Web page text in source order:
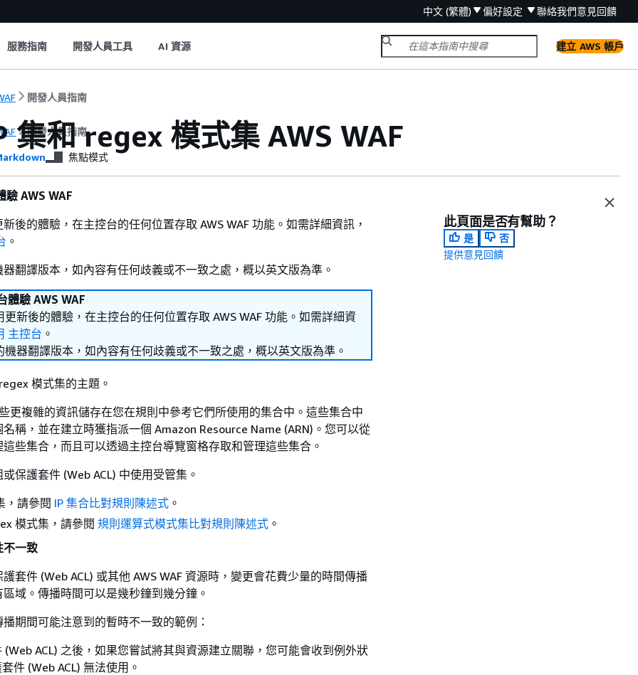
中文 (繁體) 偏好設定 聯絡我們意見回饋
服務指南 開發人員工具 AI 資源 建立 AWS 帳戶
開發人員指南
開發人員指南
集和 regex 模式集 AWS WAF
焦點模式
驗 AWS WAF
後的體驗，在主控台的任何位置存取 AWS WAF 功能。如需詳細資訊，
。
翻譯版本，如內容有任何歧義或不一致之處，概以英文版為準。
體驗 AWS WAF
新後的體驗，在主控台的任何位置存取 AWS WAF 功能。如需詳細資
主控台 。
機器翻譯版本，如內容有任何歧義或不一致之處，概以英文版為準。
模式集的主題。
更複雜的資訊儲存在您在規則中參考它們所使用的集合中。這些集合中
稱，並在建立時獲指派一個 Amazon Resource Name (ARN)。您可以從
些集合，而且可以透過主控台導覽窗格存取和管理這些集合。
保護套件 (Web ACL) 中使用受管集。
，請參閱 IP 集合比對規則陳述式 。
模式集，請參閱 規則運算式模式集比對規則陳述式 。
不一致
套件 (Web ACL) 或其他 AWS WAF 資源時，變更會花費少量的時間傳播
域。傳播時間可以是幾秒鐘到幾分鐘。
期間可能注意到的暫時不一致的範例：
(Web ACL) 之後，如果您嘗試將其與資源建立關聯，您可能會收到例外狀
件 (Web ACL) 無法使用。
此頁面是否有幫助？
是
否
提供意見回饋